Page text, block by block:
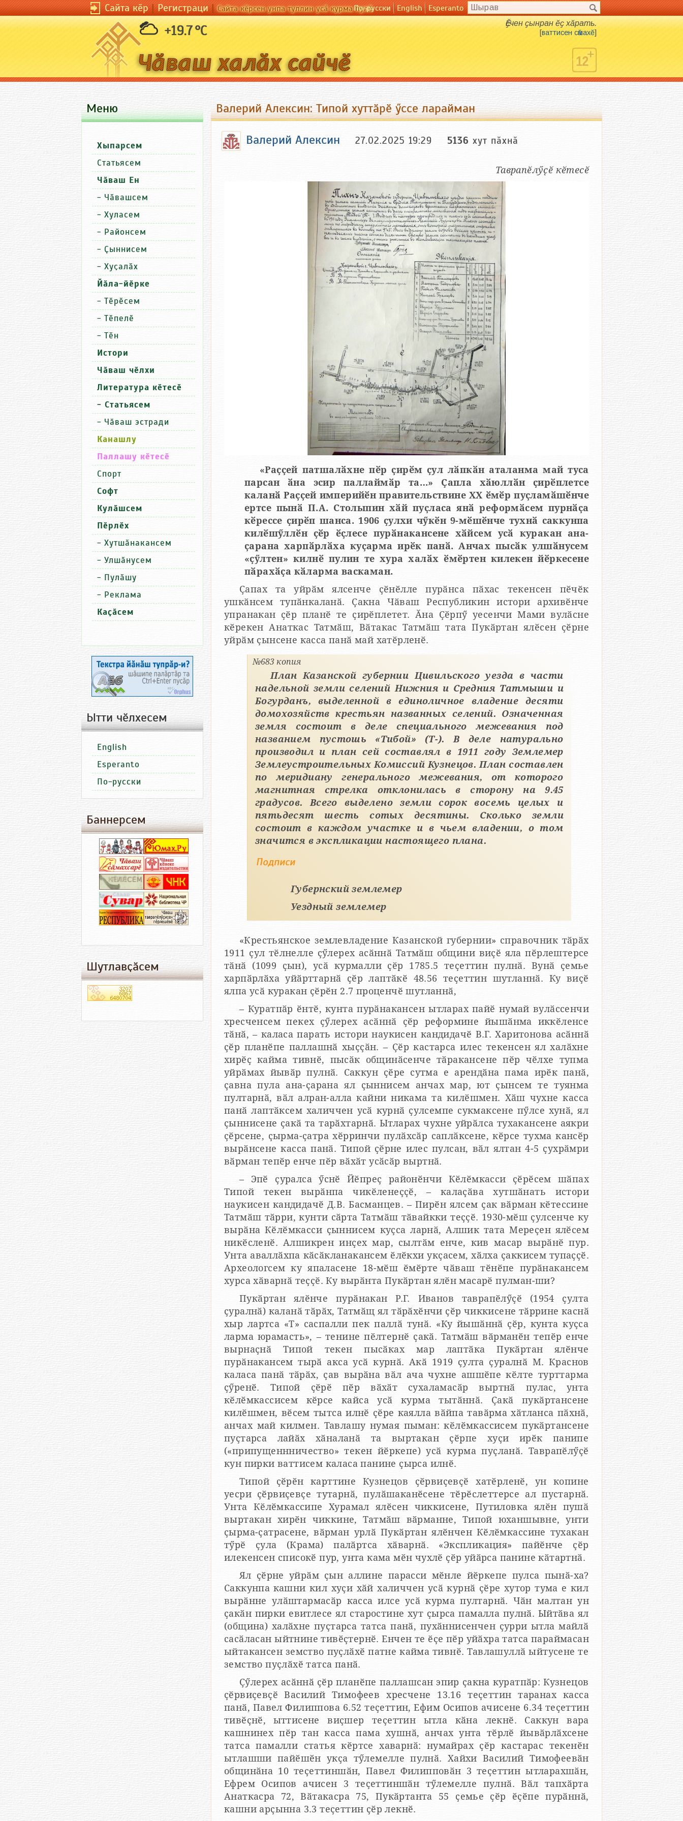
Сайта кӗр|Регистраци|Сайта кӗрсен унпа туллин усӑ курма пулӗПо-русски English Esperanto
+19.7 °C Ӗҫчен ҫынран ӗҫ хӑрать.
[ваттисен сӑмахӗ]
Валерий Алексин: Типой хуттӑрӗ ӳссе ларайман
Валерий Алексин 27.02.2025 19:29 5136 хут пӑхнӑ
Таврапӗлӳҫӗ кӗтесӗ
«Раҫҫей патшалӑхне пӗр ҫирӗм ҫул лӑпкӑн аталанма май туса
парсан ӑна эсир паллаймӑр та…» Ҫапла хӑюллӑн ҫирӗплетсе
каланӑ Раҫҫей империйӗн правительствине ХХ ӗмӗр пуҫламӑшӗнче
ертсе пынӑ П.А. Столыпин хӑй пуҫласа янӑ реформӑсем пурнӑҫа
кӗрессе ҫирӗп шанса. 1906 ҫулхи чӳкӗн 9-мӗшӗнче тухнӑ саккунпа
килӗшӳллӗн ҫӗр ӗҫлесе пурӑнакансене хӑйсем усӑ куракан ана-
ҫарана харпӑрлӑха куҫарма ирӗк панӑ. Анчах пысӑк улшӑнусем
«ҫӳлтен» килнӗ пулин те хура халӑх ӗмӗртен килекен йӗркесене
пӑрахӑҫа кӑларма васкаман.
Ҫапах та уйрӑм ялсенче ҫӗнӗлле пурӑнса пӑхас текенсен пӗчӗк
ушкӑнсем тупӑнкаланӑ. Ҫакна Чӑваш Республикин истори архивӗнче
упранакан ҫӗр планӗ те ҫирӗплетет. Ӑна Ҫӗрпӳ уесенчи Мами вулӑсне
кӗрекен Анаткас Татмӑш, Вӑтакас Татмӑш тата Пукӑртан ялӗсен ҫӗрне
уйрӑм ҫынсене касса панӑ май хатӗрленӗ.
№683 копия
План Казанской губернии Цивильского уезда в части
надельной земли селений Нижния и Средния Татмыши и
Богурданъ, выделенной в единоличное владение десяти
домохозяйств крестьян названных селений. Означенная
земля состоит в деле специального межевания под
названием пустошь «Тибой» (Т-). В деле натурально
производил и план сей составлял в 1911 году Землемер
Землеустроительных Комиссий Кузнецов. План составлен
по меридиану генерального межевания, от которого
магнитная стрелка отклонилась в сторону на 9.45
градусов. Всего выделено земли сорок восемь целых и
пятьдесят шесть сотых десятины. Сколько земли
состоит в каждом участке и в чьем владении, о том
значится в экспликации настоящего плана.
Подписи
Губернский землемер
Уездный землемер
«Крестьянское землевладение Казанской губернии» справочник тӑрӑх
1911 ҫул тӗлнелле ҫӳлерех асӑннӑ Татмӑш общини виҫӗ яла пӗрлештерсе
тӑнӑ (1099 ҫын), усӑ курмалли ҫӗр 1785.5 теҫеттин пулнӑ. Вунӑ ҫемье
харпӑрлӑха уйӑрттарнӑ ҫӗр лаптӑкӗ 48.56 теҫеттин шутланнӑ. Ку виҫӗ
ялпа усӑ куракан ҫӗрӗн 2.7 проценчӗ шутланнӑ,
– Куратпӑр ӗнтӗ, кунта пурӑнакансен ытларах пайӗ нумай вулӑссенчи
хресченсем пекех ҫӳлерех асӑннӑ ҫӗр реформине йышӑнма иккӗленсе
тӑнӑ, – каласа парать истори наукисен кандидачӗ В.Г. Харитонова асӑннӑ
ҫӗр планӗпе паллашнӑ хыҫҫӑн. – Ҫӗр кастарса илес текенсен ял халӑхне
хирӗҫ кайма тивнӗ, пысӑк общинӑсенче тӑракансене пӗр чӗлхе тупма
уйрӑмах йывӑр пулнӑ. Саккун ҫӗре сутма е арендӑна пама ирӗк панӑ,
ҫавна пула ана-ҫарана ял ҫыннисем анчах мар, ют ҫынсем те туянма
пултарнӑ, вӑл алран-алла кайни никама та килӗшмен. Хӑш чухне касса
панӑ лаптӑксем халиччен усӑ курнӑ ҫулсемпе сукмаксене пӳлсе хунӑ, ял
ҫыннисене ҫакӑ та тарӑхтарнӑ. Ытларах чухне уйрӑлса тухакансене аякри
ҫӗрсене, ҫырма-ҫатра хӗрринчи пулӑхсӑр саплӑксене, кӗрсе тухма кансӗр
вырӑнсене касса панӑ. Типой ҫӗрне илес пулсан, вӑл ялтан 4-5 ҫухрӑмри
вӑрман тепӗр енче пӗр вӑхӑт усӑсӑр выртнӑ.
– Эпӗ ҫуралса ӳснӗ Йӗпреҫ районӗнчи Кӗлӗмкасси ҫӗрӗсем шӑпах
Типой текен вырӑнпа чикӗленеҫҫӗ, – калаҫӑва хутшӑнать истори
наукисен кандидачӗ Д.В. Басманцев. – Пирӗн ялсем ҫак вӑрман кӗтессине
Татмӑш тӑрри, кунти сӑрта Татмӑш тӑвайкки теҫҫӗ. 1930-мӗш ҫулсенче ку
вырӑна Кӗлӗмкасси ҫыннисем куҫса ларнӑ, Алшик тата Мереҫен ялӗсем
никӗсленӗ. Алшикрен инҫех мар, сылтӑм енче, кив масар вырӑнӗ пур.
Унта аваллӑхпа кӑсӑкланакансем ӗлӗкхи укҫасем, хӑлха ҫаккисем тупаҫҫӗ.
Археологсем ку япаласене 18-мӗш ӗмӗрте чӑваш тӗнӗпе пурӑнакансем
хурса хӑварнӑ теҫҫӗ. Ку вырӑнта Пукӑртан ялӗн масарӗ пулман-ши?
Пукӑртан ялӗнче пурӑнакан Р.Г. Иванов таврапӗлӳҫӗ (1954 ҫулта
ҫуралнӑ) каланӑ тӑрӑх, Татмӑщ ял тӑрӑхӗнчи ҫӗр чиккисене тӑррине каснӑ
хыр лартса «Т» саспалли пек паллӑ тунӑ. «Ку йышӑннӑ ҫӗр, кунта куҫса
ларма юрамасть», – тенине пӗлтернӗ ҫакӑ. Татмӑш вӑрманӗн тепӗр енче
вырнаҫнӑ Типой текен пысӑках мар лаптӑка Пукӑртан ялӗнче
пурӑнакансем тырӑ акса усӑ курнӑ. Акӑ 1919 ҫулта ҫуралнӑ М. Краснов
каласа панӑ тӑрӑх, ҫав вырӑна вӑл ача чухне ашшӗпе кӗлте турттарма
ҫӳренӗ. Типой ҫӗрӗ пӗр вӑхӑт сухаламасӑр выртнӑ пулас, унта
кӗлӗмкассисем кӗрсе кайса усӑ курма тытӑннӑ. Ҫакӑ пукӑртансене
килӗшмен, вӗсем тытса илнӗ ҫӗре каялла вӑйпа тавӑрма хӑтланса пӑхнӑ,
анчах май килмен. Тавлашу нумая пыман: кӗлӗмкассисем пукӑртансене
пуҫтарса лайӑх хӑналанӑ та выртакан ҫӗрпе хуҫи ирӗк панипе
(«припущеннничество» текен йӗркепе) усӑ курма пуҫланӑ. Таврапӗлӳҫӗ
кун пирки ваттисем каласа панине ҫырса илнӗ.
Типой ҫӗрӗн карттине Кузнецов ҫӗрвиҫевҫӗ хатӗрленӗ, ун копине
уесри ҫӗрвиҫевҫе тутарнӑ, пулӑшаканӗсене тӗрӗслеттерсе ал пустарнӑ.
Унта Кӗлӗмкассипе Хурамал ялӗсен чиккисене, Путиловка ялӗн пушӑ
выртакан хирӗн чиккине, Татмӑш вӑрманне, Типой юханшывне, унти
ҫырма-ҫатрасене, вӑрман урлӑ Пукӑртан ялӗнчен Кӗлӗмкассине тухакан
тӳрӗ ҫула (Крама) палӑртса хӑварнӑ. «Экспликация» пайӗнче ҫӗр
илекенсен списокӗ пур, унта кама мӗн чухлӗ ҫӗр уйӑрса панине кӑтартнӑ.
Ял ҫӗрне уйрӑм ҫын аллине парасси мӗнле йӗркепе пулса пынӑ-ха?
Саккунпа кашни кил хуҫи хӑй халиччен усӑ курнӑ ҫӗре хутор тума е кил
вырӑнне улӑштармасӑр касса илсе усӑ курма пултарнӑ. Чӑн малтан ун
ҫакӑн пирки евитлесе ял старостине хут ҫырса памалла пулнӑ. Ыйтӑва ял
(община) халӑхне пуҫтарса татса панӑ, пухӑннисенчен ҫурри ытла майлӑ
сасӑласан ыйтнине тивӗҫтернӗ. Енчен те ӗҫе пӗр уйӑхра татса параймасан
ыйтакансен земство пуҫлӑхӗ патне кайма тивнӗ. Тавлашуллӑ ыйтусене те
земство пуҫлӑхӗ татса панӑ.
Ҫӳлерех асӑннӑ ҫӗр планӗпе паллашсан эпир ҫакна куратпӑр: Кузнецов
ҫӗрвиҫевҫӗ Василий Тимофеев хресчене 13.16 теҫеттин таранах касса
панӑ, Павел Филиппова 6.52 теҫеттин, Ефим Осипов ачисене 6.34 теҫеттин
тивӗҫнӗ, ыттисене виҫшер теҫеттин ытла кӑна лекнӗ. Саккун вара
кашнинех пӗр тан касса пама хушнӑ, анчах унта тӗрлӗ йывӑрлӑхсене
татса памалли статья кӗртсе хаварнӑ: нумайрах ҫӗр кастарас текенӗн
ытлашши пайӗшӗн укҫа тӳлемелле пулнӑ. Хайхи Василий Тимофеевӑн
общинӑна 10 теҫеттиншӑн, Павел Филипповӑн 3 теҫеттин ытларахшӑн,
Ефрем Осипов ачисен 3 теҫеттиншӑн тӳлемелле пулнӑ. Вӑл тапхӑрта
Анаткасра 72, Вӑтакасра 75, Пукӑртанта 55 ҫемье ҫӗр ӗҫӗпе пурӑннӑ,
кашни арҫынна 3.3 теҫеттин ҫӗр лекнӗ.
Меню
Хыпарсем
Статьясем
Чӑваш Ен
- Чӑвашсем
- Хуласем
- Районсем
- Ҫыннисем
- Хуҫалӑх
Йӑла-йӗрке
- Тӗрӗсем
- Тӗпелӗ
- Тӗн
Истори
Чӑваш чӗлхи
Литература кӗтесӗ
- Статьясем
- Чӑваш эстради
Канашлу
Паллашу кӗтесӗ
Спорт
Софт
Кулӑшсем
Пӗрлӗх
- Хутшӑнакансем
- Улшӑнусем
- Пулӑшу
- Реклама
Каҫӑсем
Ытти чӗлхесем
English
Esperanto
По-русски
Баннерсем
Шутлавҫӑсем